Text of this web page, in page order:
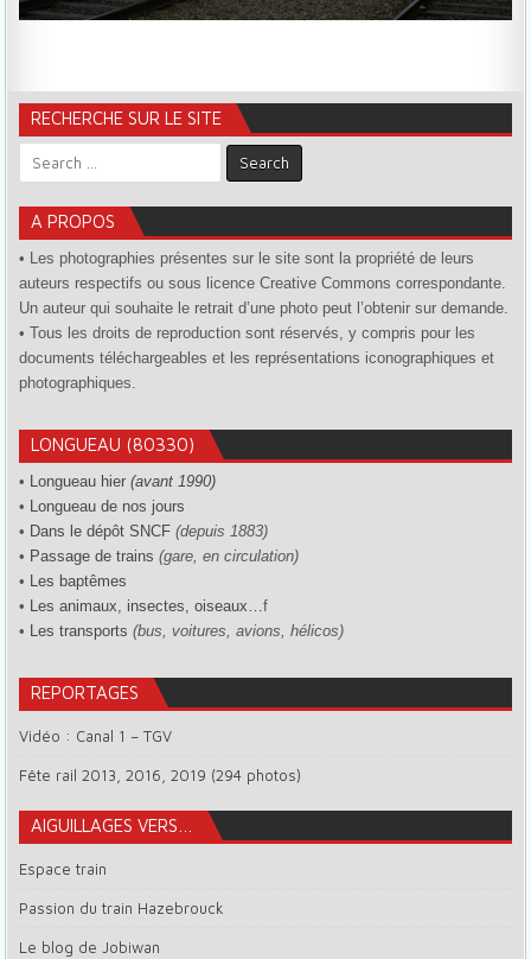
RECHERCHE SUR LE SITE
Search for:
A PROPOS
• Les photographies présentes sur le site sont la propriété de leurs
auteurs respectifs ou sous licence Creative Commons correspondante.
Un auteur qui souhaite le retrait d’une photo peut l’obtenir sur demande.
• Tous les droits de reproduction sont réservés, y compris pour les
documents téléchargeables et les représentations iconographiques et
photographiques.
LONGUEAU (80330)
• Longueau hier (avant 1990)
• Longueau de nos jours
• Dans le dépôt SNCF (depuis 1883)
• Passage de trains (gare, en circulation)
• Les baptêmes
• Les animaux, insectes, oiseaux…f
• Les transports (bus, voitures, avions, hélicos)
REPORTAGES
Vidéo : Canal 1 – TGV
Fête rail 2013, 2016, 2019 (294 photos)
AIGUILLAGES VERS…
Espace train
Passion du train Hazebrouck
Le blog de Jobiwan